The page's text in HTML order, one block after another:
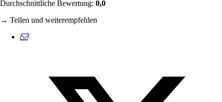
Durchschnittliche Bewertung: 0,0
→ Teilen und weiterempfehlen